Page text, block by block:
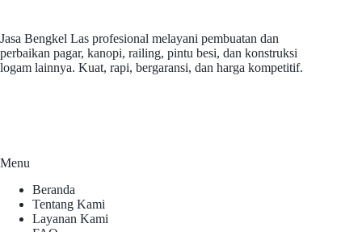
Jasa Bengkel Las profesional melayani pembuatan dan
perbaikan pagar, kanopi, railing, pintu besi, dan konstruksi
logam lainnya. Kuat, rapi, bergaransi, dan harga kompetitif.
Menu
Beranda
Tentang Kami
Layanan Kami